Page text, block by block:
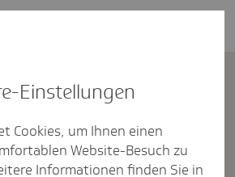
Kontakt
A1-Bescheinigung bei Entsendungen
Einstel­lungen
Cookies, um Ihnen einen
Website-Besuch zu
Informationen finden Sie in